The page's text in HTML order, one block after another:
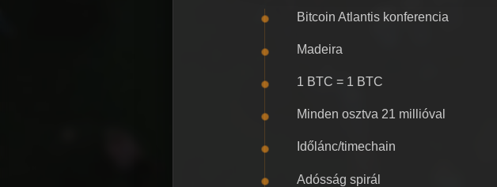
Bitcoin Atlantis konferencia
Madeira
1 BTC = 1 BTC
Minden osztva 21 millióval
Időlánc/timechain
Adósság spirál